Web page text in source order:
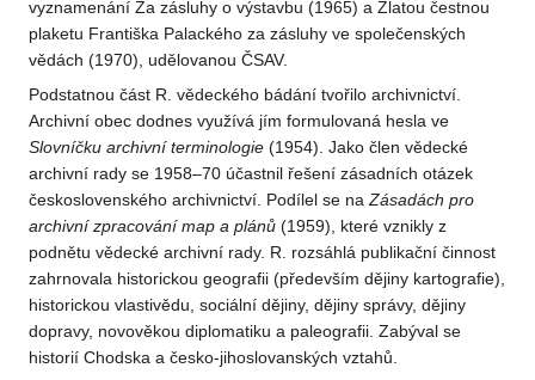
vyznamenání Za zásluhy o výstavbu (1965) a Zlatou čestnou
plaketu Františka Palackého za zásluhy ve společenských
vědách (1970), udělovanou ČSAV.
Podstatnou část R. vědeckého bádání tvořilo archivnictví.
Archivní obec dodnes využívá jím formulovaná hesla ve
Slovníčku archivní terminologie (1954). Jako člen vědecké
archivní rady se 1958–70 účastnil řešení zásadních otázek
československého archivnictví. Podílel se na Zásadách pro
archivní zpracování map a plánů (1959), které vznikly z
podnětu vědecké archivní rady. R. rozsáhlá publikační činnost
zahrnovala historickou geografii (především dějiny kartografie),
historickou vlastivědu, sociální dějiny, dějiny správy, dějiny
dopravy, novověkou diplomatiku a paleografii. Zabýval se
historií Chodska a česko-jihoslovanských vztahů.